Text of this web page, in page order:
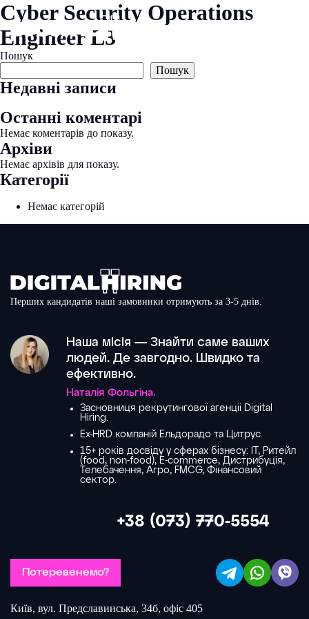
Перейти
до
змісту
Cyber Security Operations
Engineer L3
Пошук
Пошук
Недавні записи
Останні коментарі
Немає коментарів до показу.
Архіви
Немає архівів для показу.
Категорії
Немає категорій
Перших кандидатів наші замовники отримують за 3-5 днів.
Наша місія — Знайти саме ваших
людей. Де завгодно. Швидко та
ефективно.
Наталія Фольгіна.
Засновниця рекрутингової агенціі Digital
Hiring.
Ex-HRD компаній Ельдорадо та Цитрус.
15+ років досвіду у сферах бізнесу: IT, Ритейл
(food, non-food), E-commerce, Дистрибуція,
Телебачення, Агро, FMCG, Фінансовий
сектор.
+38 (073) 770-5554
Потеревенемо?
Київ, вул. Предславинська, 34б, офіс 405